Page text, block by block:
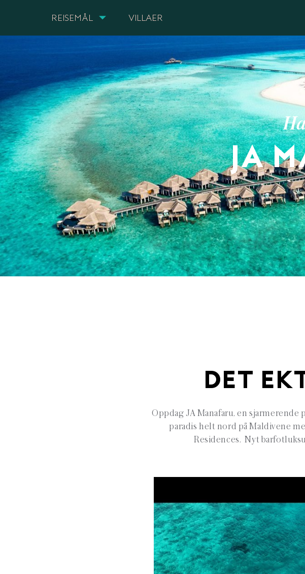
REISEMÅL VILLAER
JA
DET
Oppdag JA Manafaru, en
paradis helt nord på Maldivene
Residences. Nyt